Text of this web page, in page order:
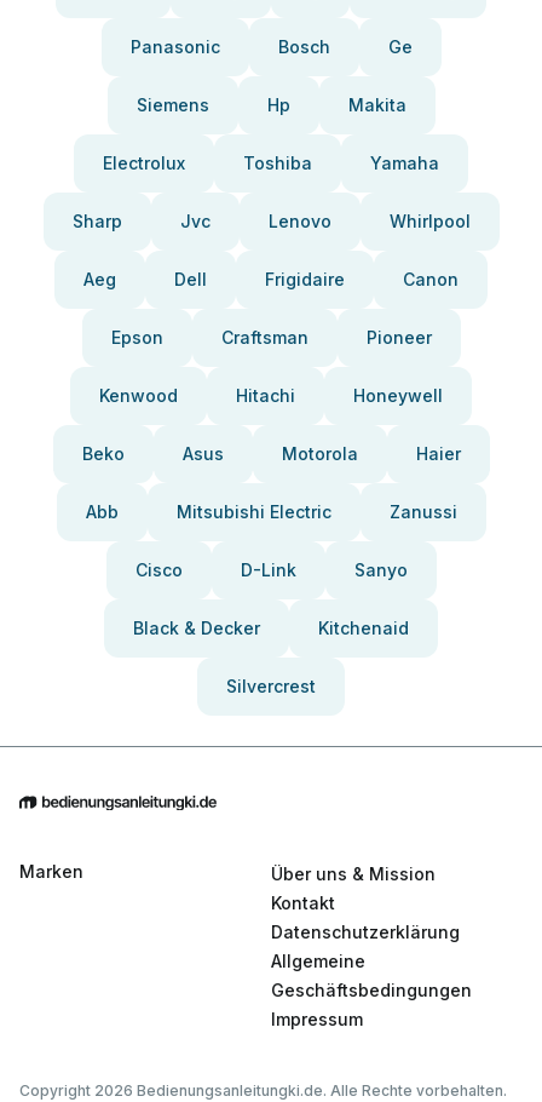
Panasonic Bosch Ge
Siemens Hp Makita
Electrolux Toshiba Yamaha
Sharp Jvc Lenovo Whirlpool
Aeg Dell Frigidaire Canon
Epson Craftsman Pioneer
Kenwood Hitachi Honeywell
Beko Asus Motorola Haier
Abb Mitsubishi Electric Zanussi
Cisco D-Link Sanyo
Black & Decker Kitchenaid
Silvercrest
Marken
Über uns & Mission
Kontakt
Datenschutzerklärung
Allgemeine
Geschäftsbedingungen
Impressum
Copyright 2026 Bedienungsanleitungki.de. Alle Rechte vorbehalten.